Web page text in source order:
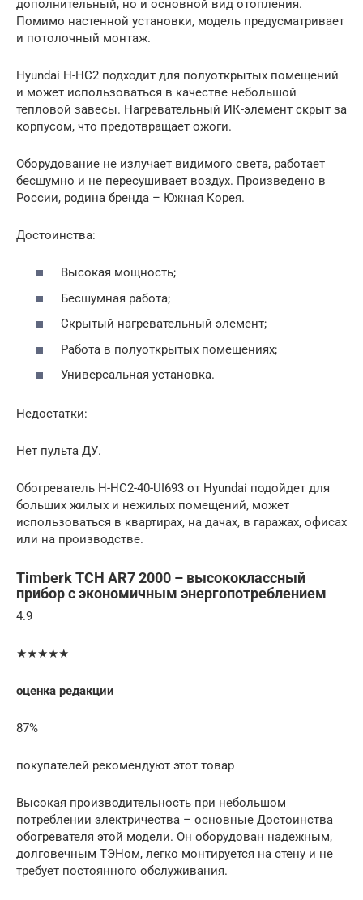
дополнительный, но и основной вид отопления.
Помимо настенной установки, модель предусматривает
и потолочный монтаж.
Hyundai H-HC2 подходит для полуоткрытых помещений
и может использоваться в качестве небольшой
тепловой завесы. Нагревательный ИК-элемент скрыт за
корпусом, что предотвращает ожоги.
Оборудование не излучает видимого света, работает
бесшумно и не пересушивает воздух. Произведено в
России, родина бренда – Южная Корея.
Достоинства:
Высокая мощность;
Бесшумная работа;
Скрытый нагревательный элемент;
Работа в полуоткрытых помещениях;
Универсальная установка.
Недостатки:
Нет пульта ДУ.
Обогреватель H-HC2-40-UI693 от Hyundai подойдет для
больших жилых и нежилых помещений, может
использоваться в квартирах, на дачах, в гаражах, офисах
или на производстве.
Timberk TCH AR7 2000 – высококлассный
прибор с экономичным энергопотреблением
4.9
★★★★★
оценка редакции
87%
покупателей рекомендуют этот товар
Высокая производительность при небольшом
потреблении электричества – основные Достоинства
обогревателя этой модели. Он оборудован надежным,
долговечным ТЭНом, легко монтируется на стену и не
требует постоянного обслуживания.